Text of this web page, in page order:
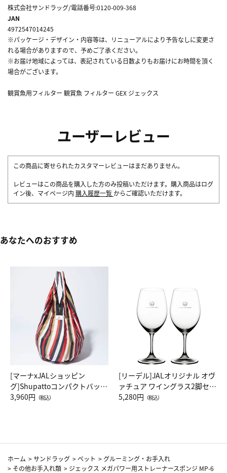
株式会社サンドラッグ/電話番号:0120-009-368
JAN
4972547014245
※パッケージ・デザイン・内容等は、リニューアルにより予告なしに変更さ
れる場合がありますので、予めご了承ください。
※お届け地域によっては、表記されている日数よりもお届けにお時間を頂く
場合がございます。
観賞魚用フィルター 観賞魚 フィルター GEX ジェックス
ユーザーレビュー
この商品に寄せられたカスタマーレビューはまだありません。
レビューはこの商品を購入した方のみ投稿いただけます。購入商品はログ
イン後、マイページ内 購入履歴一覧 からご確認いただけます。
あなたへのおすすめ
[マーナxJALショッピン
グ]Shupattoコンパクトバッグ
Drop JAL客室乗務員（LC）ス
3,960円 （税込）
[リーデル]JALオリジナル オヴ
ァチュア ワイングラス2脚セッ
ト（レッドワイン）
5,280円 （税込）
ホーム >サンドラッグ >ペット > グルーミング・お手入れ
> その他お手入れ類 > ジェックス メガパワー用ストレーナースポンジ MP-6